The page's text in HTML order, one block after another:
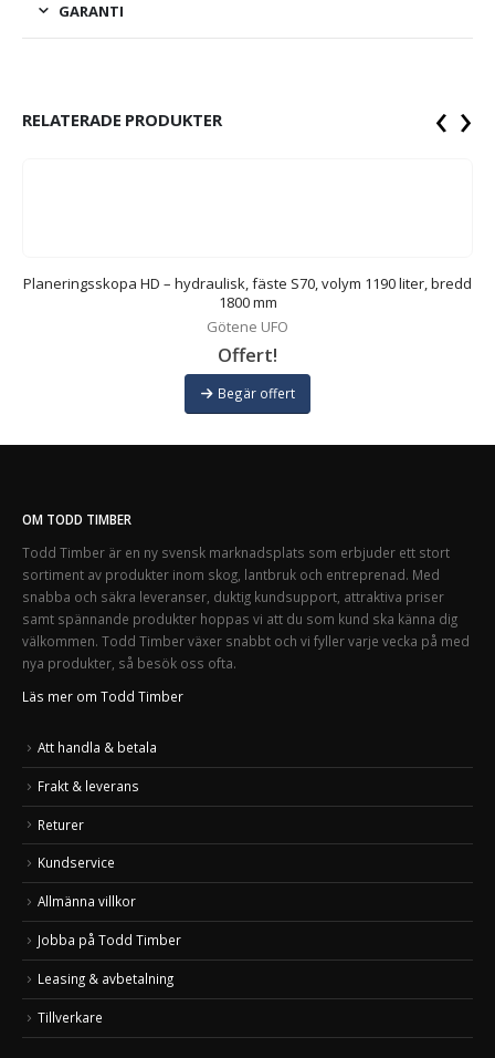
GARANTI
RELATERADE PRODUKTER
Planeringsskopa HD – hydraulisk, fäste S70, volym 1190 liter, bredd
1800 mm
Götene UFO
Offert!
Begär offert
‹ ›
OM TODD TIMBER
Todd Timber är en ny svensk marknadsplats som erbjuder ett stort
sortiment av produkter inom skog, lantbruk och entreprenad. Med
snabba och säkra leveranser, duktig kundsupport, attraktiva priser
samt spännande produkter hoppas vi att du som kund ska känna dig
välkommen. Todd Timber växer snabbt och vi fyller varje vecka på med
nya produkter, så besök oss ofta.
Läs mer om Todd Timber
Att handla & betala
Frakt & leverans
Returer
Kundservice
Allmänna villkor
Jobba på Todd Timber
Leasing & avbetalning
Tillverkare